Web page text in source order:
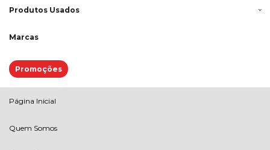
Produtos Usados
Marcas
Promoções
Página Inicial
Quem Somos